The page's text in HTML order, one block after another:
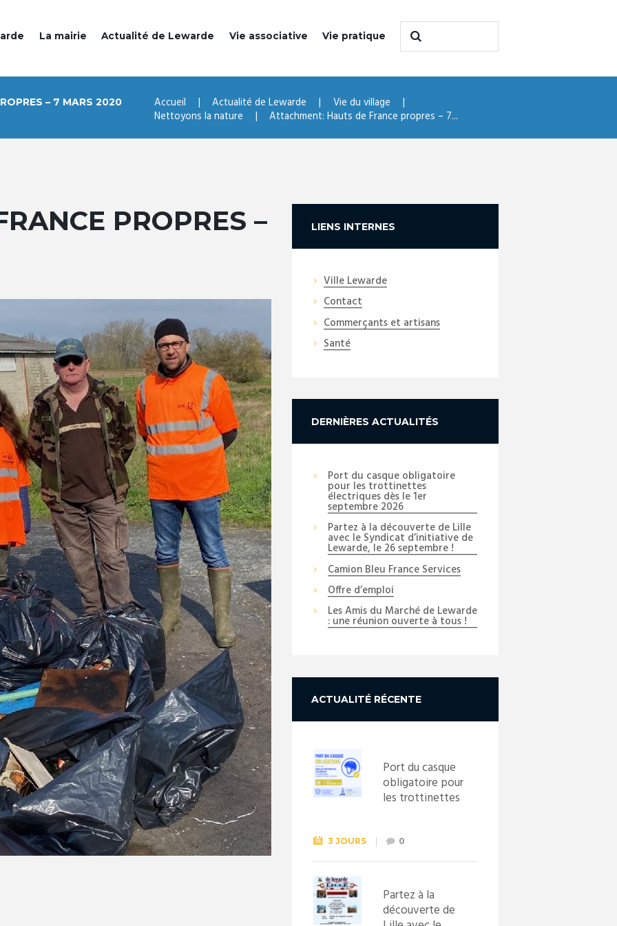
La mairie Actualité de Lewarde Vie associative Vie pratique
– 7 MARS 2020 Accueil Actualité de Lewarde
Vie du village
Nettoyons la nature
Attachment: Hauts de France propres – 7...
PROPRES –
LIENS INTERNES
Ville Lewarde
Contact
Commerçants et artisans
Santé
DERNIÈRES ACTUALITÉS
Port du casque obligatoire
pour les trottinettes
électriques dès le 1er
septembre 2026
Partez à la découverte de Lille
avec le Syndicat d’initiative de
Lewarde, le 26 septembre !
Camion Bleu France Services
Offre d’emploi
Les Amis du Marché de Lewarde
: une réunion ouverte à tous !
ACTUALITÉ RÉCENTE
Port du casque
obligatoire pour
les trottinettes
septembre
2026
3 JOURS 0
Partez à la
découverte de